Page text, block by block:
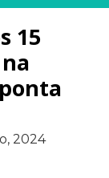
15
2024